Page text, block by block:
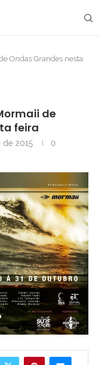
Ondas Grandes nesta
de
feira
2015
0